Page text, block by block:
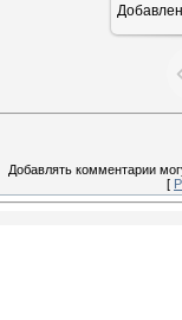
Добавлять комментарии
[